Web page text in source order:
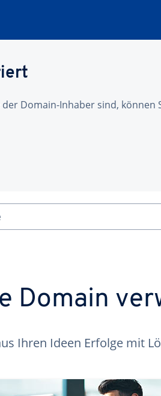
Domain-Inhaber sind,
Domain
Ihren Ideen Erfolge mit